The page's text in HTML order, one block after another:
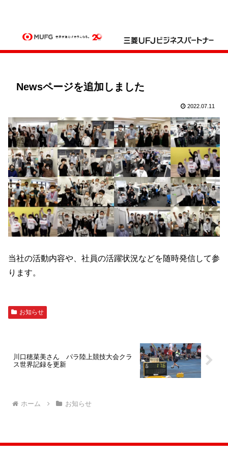
Newsページを追加しました
2022.07.11
当社の活動内容や、社員の活躍状況などを随時発信して参
ります。
お知らせ
川口穂菜美さん パラ陸上競技大会クラ
ス世界記録を更新
ホーム お知らせ